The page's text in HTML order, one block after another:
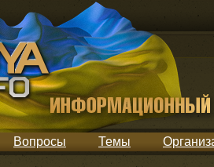
Вопросы Темы